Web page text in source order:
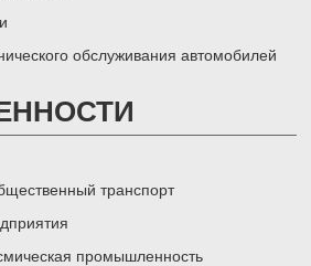
обслуживания автомобилей
транспорт
промышленность